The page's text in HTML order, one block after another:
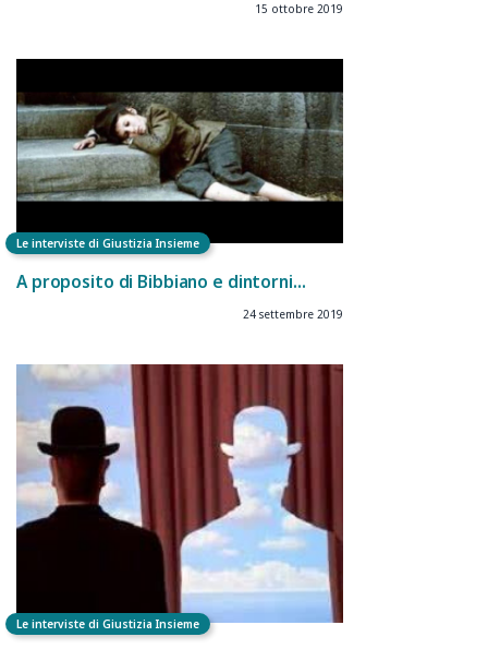
15 ottobre 2019
Le interviste di Giustizia Insieme
A proposito di Bibbiano e dintorni…
24 settembre 2019
Le interviste di Giustizia Insieme